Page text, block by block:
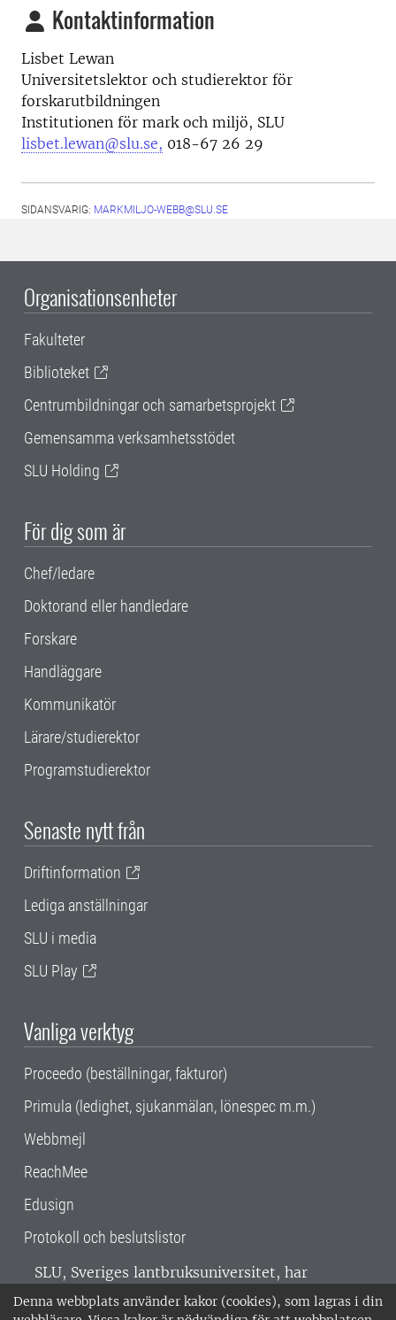
Denna webbplats använder kakor (cookies), som lagras i din
Kontaktinformation
Lisbet Lewan
Universitetslektor och studierektor för
forskarutbildningen
Institutionen för mark och miljö, SLU
lisbet.lewan@slu.se, 018-67 26 29
SIDANSVARIG: MARKMILJO-WEBB@SLU.SE
Organisationsenheter
Fakulteter
Biblioteket
Centrumbildningar och samarbetsprojekt
Gemensamma verksamhetsstödet
SLU Holding
För dig som är
Chef/ledare
Doktorand eller handledare
Forskare
Handläggare
Kommunikatör
Lärare/studierektor
Programstudierektor
Senaste nytt från
Driftinformation
Lediga anställningar
SLU i media
SLU Play
Vanliga verktyg
Proceedo (beställningar, fakturor)
Primula (ledighet, sjukanmälan, lönespec m.m.)
Webbmejl
ReachMee
Edusign
Protokoll och beslutslistor
SLU, Sveriges lantbruksuniversitet, har
verksamhet över hela Sverige. Huvudorter är
Alnarp, Uppsala och Umeå.SLU är